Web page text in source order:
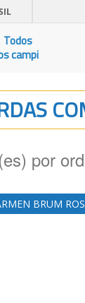
Todos
campi
por
BRUM